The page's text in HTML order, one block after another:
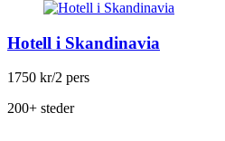
Hotell i Skandinavia
1750 kr/2 pers
200+ steder